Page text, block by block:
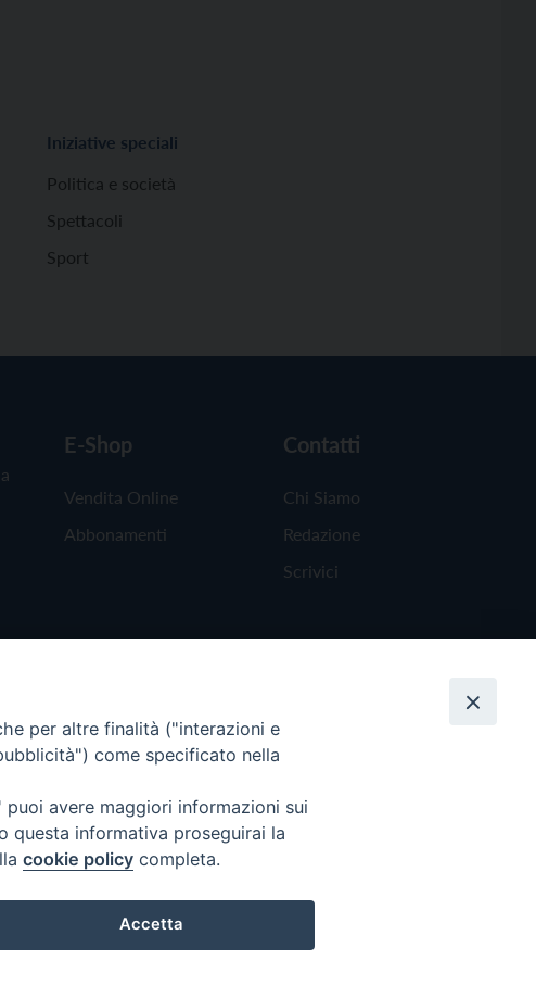
Iniziative speciali
Politica e società
Spettacoli
Sport
E-Shop
Vendita Online
Abbonamenti
Contatti
Chi Siamo
Redazione
Scrivici
per altre finalità ("interazioni e
come specificato nella
avere maggiori informazioni sui
questa informativa proseguirai la
cookie policy completa.
Accetta